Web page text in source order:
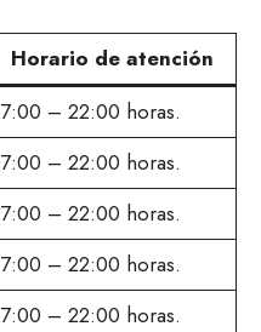
Horario de atención
7:00 – 22:00 horas.
7:00 – 22:00 horas.
7:00 – 22:00 horas.
7:00 – 22:00 horas.
7:00 – 22:00 horas.